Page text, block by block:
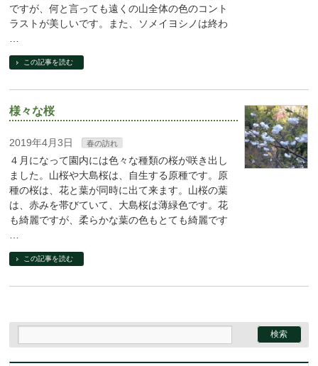
ですが、何と言っても遠くの山全体の色のコント
ラストが美しいです。また、ソメイヨシノは終わ
この記事を読む
様々な桜
2019年4月3日 春の訪れ
４月になって園内には色々な種類の桜が咲き出し
ました。山桜や大島桜は、自生する原種です。原
種の桜は、花と葉が同時に出て来ます。山桜の葉
は、赤みを帯びていて、大島桜は薄緑色です。花
も綺麗ですが、柔らかな葉の色もとても綺麗です
この記事を読む